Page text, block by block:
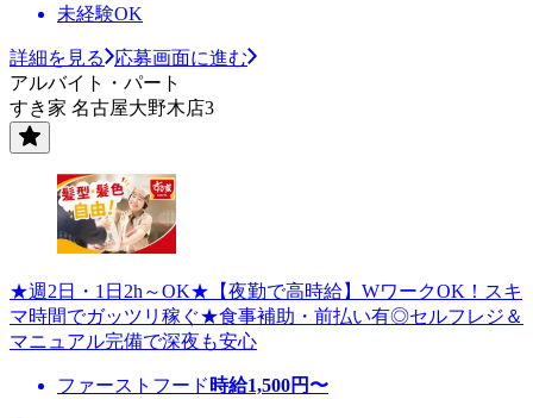
未経験OK
詳細を見る
応募画面に進む
アルバイト・パート
すき家 名古屋大野木店3
★週2日・1日2h～OK★【夜勤で高時給】WワークOK！スキ
マ時間でガッツリ稼ぐ★食事補助・前払い有◎セルフレジ＆
マニュアル完備で深夜も安心
ファーストフード 時給1,500円〜